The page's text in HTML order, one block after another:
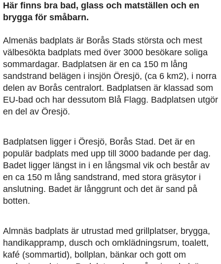
Här finns bra bad, glass och matställen och en
brygga för småbarn.
Almenäs badplats är Borås Stads största och mest
välbesökta badplats med över 3000 besökare soliga
sommardagar. Badplatsen är en ca 150 m lång
sandstrand belägen i insjön Öresjö, (ca 6 km2), i norra
delen av Borås centralort. Badplatsen är klassad som
EU-bad och har dessutom Blå Flagg. Badplatsen utgör
en del av Öresjö.
Badplatsen ligger i Öresjö, Borås Stad. Det är en
populär badplats med upp till 3000 badande per dag.
Badet ligger längst in i en långsmal vik och består av
en ca 150 m lång sandstrand, med stora gräsytor i
anslutning. Badet är långgrunt och det är sand på
botten.
Almnäs badplats är utrustad med grillplatser, brygga,
handikappramp, dusch och omklädningsrum, toalett,
kafé (sommartid), bollplan, bänkar och gott om